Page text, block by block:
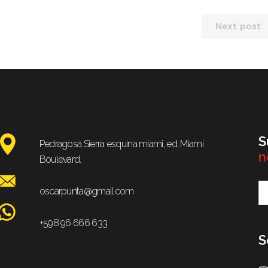
Next post
Pedragosa Sierra esquina miami, ed. Miami
Boulevard.
oscarpunta@gmail.com
+598 96 666 633